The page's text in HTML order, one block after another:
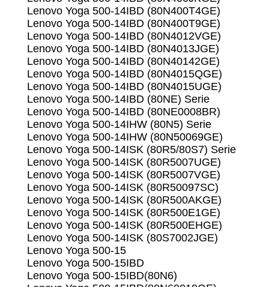
Lenovo Yoga 500-14IBD (80N400T4GE)
Lenovo Yoga 500-14IBD (80N400T9GE)
Lenovo Yoga 500-14IBD (80N4012VGE)
Lenovo Yoga 500-14IBD (80N4013JGE)
Lenovo Yoga 500-14IBD (80N40142GE)
Lenovo Yoga 500-14IBD (80N4015QGE)
Lenovo Yoga 500-14IBD (80N4015UGE)
Lenovo Yoga 500-14IBD (80NE) Serie
Lenovo Yoga 500-14IBD (80NE0008BR)
Lenovo Yoga 500-14IHW (80N5) Serie
Lenovo Yoga 500-14IHW (80N50069GE)
Lenovo Yoga 500-14ISK (80R5/80S7) Serie
Lenovo Yoga 500-14ISK (80R5007UGE)
Lenovo Yoga 500-14ISK (80R5007VGE)
Lenovo Yoga 500-14ISK (80R50097SC)
Lenovo Yoga 500-14ISK (80R500AKGE)
Lenovo Yoga 500-14ISK (80R500E1GE)
Lenovo Yoga 500-14ISK (80R500EHGE)
Lenovo Yoga 500-14ISK (80S7002JGE)
Lenovo Yoga 500-15
Lenovo Yoga 500-15IBD
Lenovo Yoga 500-15IBD(80N6)